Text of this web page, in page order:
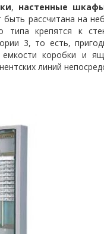
, настенные
рассчитана на
крепятся к
3, то есть,
коробки и
линий